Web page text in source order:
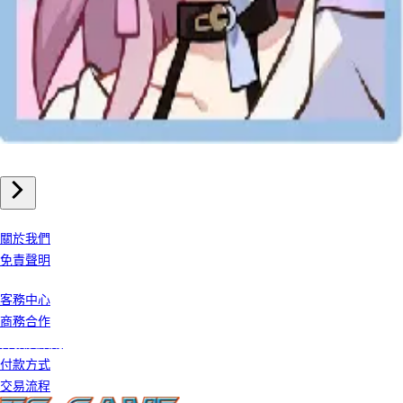
手機遊戲
崩壞星穹鐵道 儲值
關於我們
免責聲明
客務中心
商務合作
付款方式
交易流程